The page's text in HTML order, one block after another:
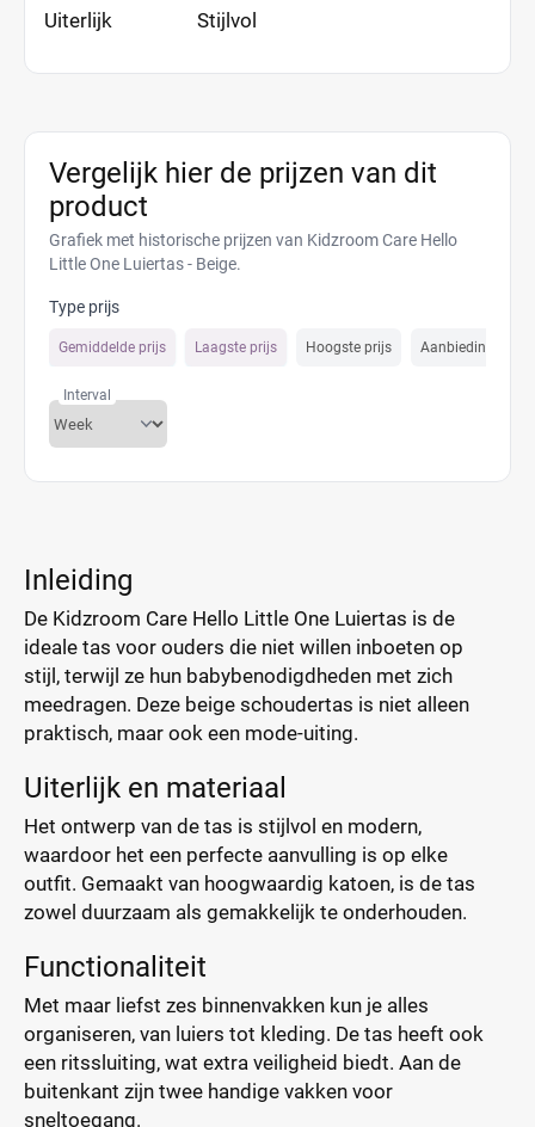
Uiterlijk Stijlvol
Vergelijk hier de prijzen van dit
product
Grafiek met historische prijzen van Kidzroom Care Hello
Little One Luiertas - Beige.
Type prijs
Gemiddelde prijs Laagste prijs Hoogste prijs Aanbiedings prijs
Interval
Inleiding
De Kidzroom Care Hello Little One Luiertas is de
ideale tas voor ouders die niet willen inboeten op
stijl, terwijl ze hun babybenodigdheden met zich
meedragen. Deze beige schoudertas is niet alleen
praktisch, maar ook een mode-uiting.
Uiterlijk en materiaal
Het ontwerp van de tas is stijlvol en modern,
waardoor het een perfecte aanvulling is op elke
outfit. Gemaakt van hoogwaardig katoen, is de tas
zowel duurzaam als gemakkelijk te onderhouden.
Functionaliteit
Met maar liefst zes binnenvakken kun je alles
organiseren, van luiers tot kleding. De tas heeft ook
een ritssluiting, wat extra veiligheid biedt. Aan de
buitenkant zijn twee handige vakken voor
sneltoegang.